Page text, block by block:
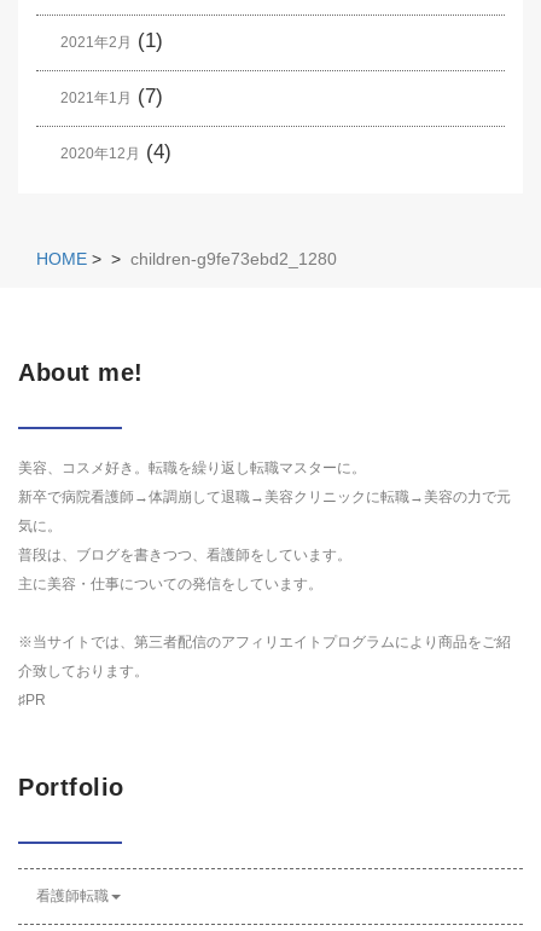
2021年2月 (1)
2021年1月 (7)
2020年12月 (4)
HOME > > children-g9fe73ebd2_1280
About me!
美容、コスメ好き。転職を繰り返し転職マスターに。
新卒で病院看護師→体調崩して退職→美容クリニックに転職→美容の力で元
気に。
普段は、ブログを書きつつ、看護師をしています。
主に美容・仕事についての発信をしています。
※当サイトでは、第三者配信のアフィリエイトプログラムにより商品をご紹
介致しております。
♯PR
Portfolio
看護師転職